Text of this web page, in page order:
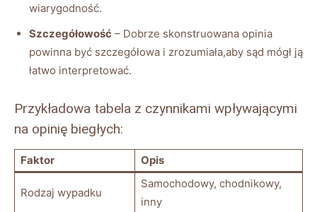
wiarygodność.
Szczegółowość – Dobrze skonstruowana opinia
powinna być szczegółowa i zrozumiała,aby sąd mógł ją
łatwo interpretować.
Przykładowa tabela z czynnikami wpływającymi
na opinię biegłych:
Faktor Opis
Rodzaj wypadku
Samochodowy, chodnikowy,
inny